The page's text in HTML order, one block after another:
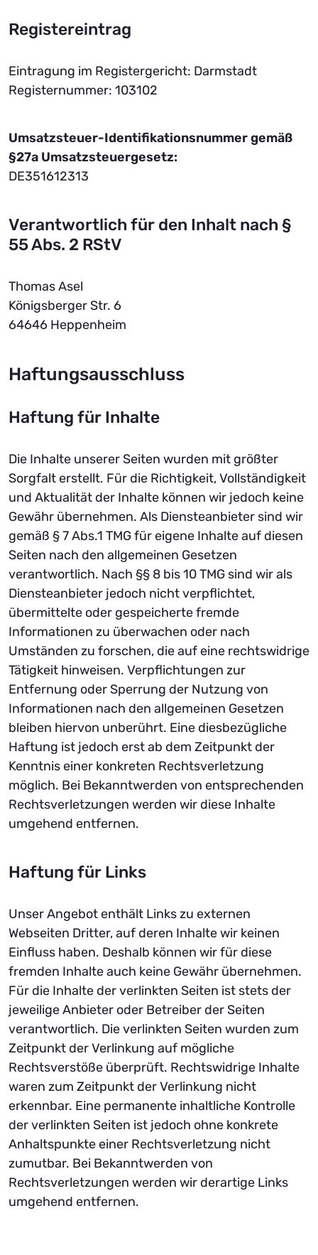
Registereintrag
Eintragung im Registergericht: Darmstadt
Registernummer: 103102
Umsatzsteuer-Identifikationsnummer gemäß
§27a Umsatzsteuergesetz:
DE351612313
Verantwortlich für den Inhalt nach §
55 Abs. 2 RStV
Thomas Asel
Königsberger Str. 6
64646 Heppenheim
Haftungsausschluss
Haftung für Inhalte
Die Inhalte unserer Seiten wurden mit größter
Sorgfalt erstellt. Für die Richtigkeit, Vollständigkeit
und Aktualität der Inhalte können wir jedoch keine
Gewähr übernehmen. Als Diensteanbieter sind wir
gemäß § 7 Abs.1 TMG für eigene Inhalte auf diesen
Seiten nach den allgemeinen Gesetzen
verantwortlich. Nach §§ 8 bis 10 TMG sind wir als
Diensteanbieter jedoch nicht verpflichtet,
übermittelte oder gespeicherte fremde
Informationen zu überwachen oder nach
Umständen zu forschen, die auf eine rechtswidrige
Tätigkeit hinweisen. Verpflichtungen zur
Entfernung oder Sperrung der Nutzung von
Informationen nach den allgemeinen Gesetzen
bleiben hiervon unberührt. Eine diesbezügliche
Haftung ist jedoch erst ab dem Zeitpunkt der
Kenntnis einer konkreten Rechtsverletzung
möglich. Bei Bekanntwerden von entsprechenden
Rechtsverletzungen werden wir diese Inhalte
umgehend entfernen.
Haftung für Links
Unser Angebot enthält Links zu externen
Webseiten Dritter, auf deren Inhalte wir keinen
Einfluss haben. Deshalb können wir für diese
fremden Inhalte auch keine Gewähr übernehmen.
Für die Inhalte der verlinkten Seiten ist stets der
jeweilige Anbieter oder Betreiber der Seiten
verantwortlich. Die verlinkten Seiten wurden zum
Zeitpunkt der Verlinkung auf mögliche
Rechtsverstöße überprüft. Rechtswidrige Inhalte
waren zum Zeitpunkt der Verlinkung nicht
erkennbar. Eine permanente inhaltliche Kontrolle
der verlinkten Seiten ist jedoch ohne konkrete
Anhaltspunkte einer Rechtsverletzung nicht
zumutbar. Bei Bekanntwerden von
Rechtsverletzungen werden wir derartige Links
umgehend entfernen.